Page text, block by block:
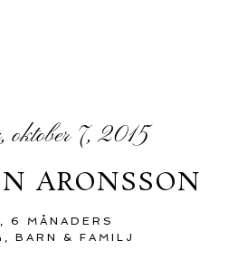
oktober 7, 2015
ARONSSON
,6 MÅNADERS
,BARN & FAMILJ